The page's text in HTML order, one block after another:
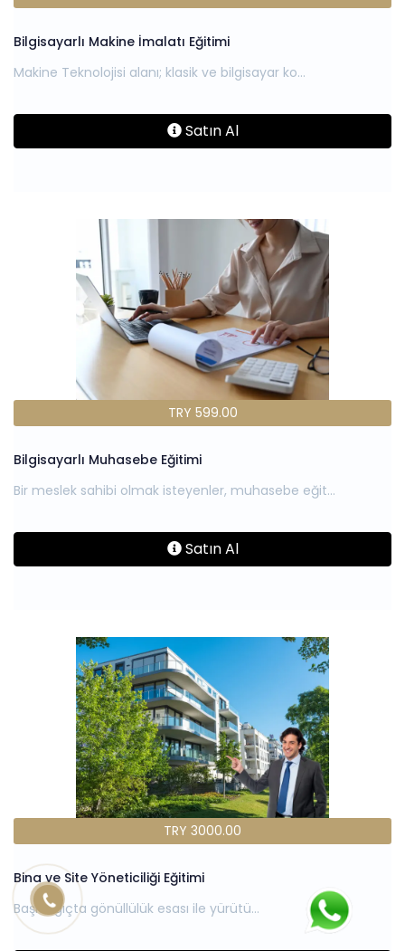
Bilgisayarlı Makine İmalatı Eğitimi
Satın Al
TRY 599.00
Bilgisayarlı Muhasebe Eğitimi
Satın Al
TRY 3000.00
Bina ve Site Yöneticiliği Eğitimi